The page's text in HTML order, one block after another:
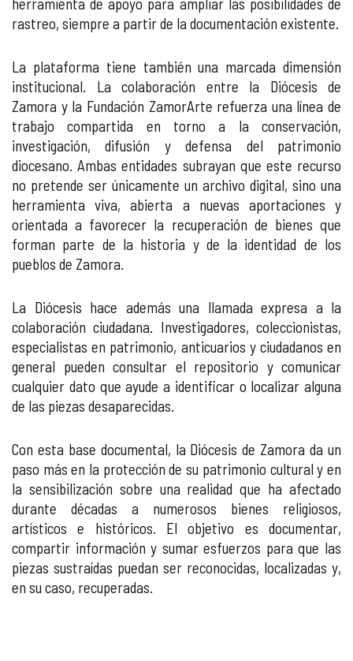
rastreo, siempre a partir de la documentación existente.
La plataforma tiene también una marcada dimensión
institucional. La colaboración entre la Diócesis de
Zamora y la Fundación ZamorArte refuerza una línea de
trabajo compartida en torno a la conservación,
investigación, difusión y defensa del patrimonio
diocesano. Ambas entidades subrayan que este recurso
no pretende ser únicamente un archivo digital, sino una
herramienta viva, abierta a nuevas aportaciones y
orientada a favorecer la recuperación de bienes que
forman parte de la historia y de la identidad de los
pueblos de Zamora.
La Diócesis hace además una llamada expresa a la
colaboración ciudadana. Investigadores, coleccionistas,
especialistas en patrimonio, anticuarios y ciudadanos en
general pueden consultar el repositorio y comunicar
cualquier dato que ayude a identificar o localizar alguna
de las piezas desaparecidas.
Con esta base documental, la Diócesis de Zamora da un
paso más en la protección de su patrimonio cultural y en
la sensibilización sobre una realidad que ha afectado
durante décadas a numerosos bienes religiosos,
artísticos e históricos. El objetivo es documentar,
compartir información y sumar esfuerzos para que las
piezas sustraídas puedan ser reconocidas, localizadas y,
en su caso, recuperadas.